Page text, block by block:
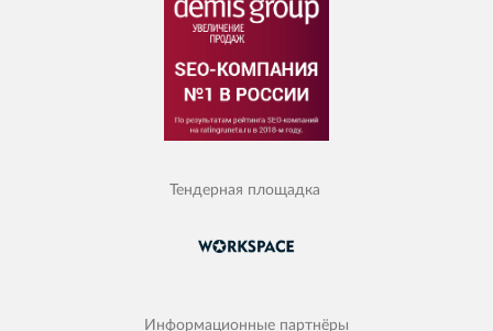
Тендерная площадка
Информационные партнёры